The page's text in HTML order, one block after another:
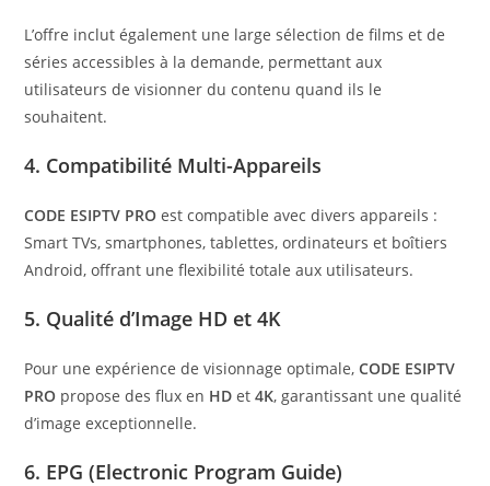
L’offre inclut également une large sélection de films et de
séries accessibles à la demande, permettant aux
utilisateurs de visionner du contenu quand ils le
souhaitent.
4. Compatibilité Multi-Appareils
CODE ESIPTV PRO est compatible avec divers appareils :
Smart TVs, smartphones, tablettes, ordinateurs et boîtiers
Android, offrant une flexibilité totale aux utilisateurs.
5. Qualité d’Image HD et 4K
Pour une expérience de visionnage optimale,CODE ESIPTV
PRO propose des flux en HD et4K, garantissant une qualité
d’image exceptionnelle.
6. EPG (Electronic Program Guide)